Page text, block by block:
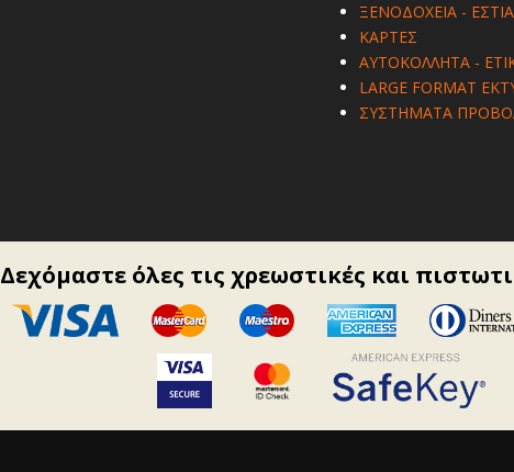
ΞΕΝΟΔΟΧΕΙΑ -
ΚΑΡΤΕΣ
ΑΥΤΟΚΟΛΛΗΤΑ -
LARGE FORMAT
ΣΥΣΤΗΜΑΤΑ
Δεχόμαστε όλες τις χρεωστικές και